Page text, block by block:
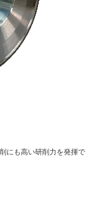
にも高い研削力を発揮で